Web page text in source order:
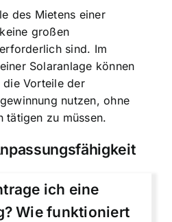
des Mietens einer
großen
sind. Im
Solaranlage können
Vorteile der
nutzen, ohne
tätigen zu müssen.
ich eine
Wie funktioniert